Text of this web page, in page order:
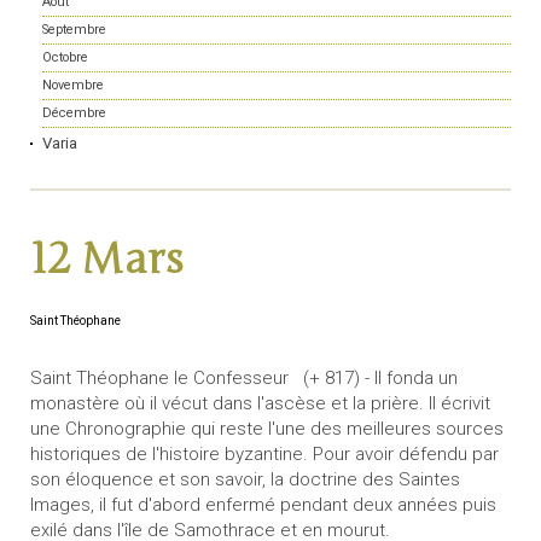
Septembre
Octobre
Novembre
Décembre
Varia
12 Mars
Saint Théophane
Saint Théophane le Confesseur (+ 817) - Il fonda un
monastère où il vécut dans l'ascèse et la prière. Il écrivit
une Chronographie qui reste l'une des meilleures sources
historiques de l'histoire byzantine. Pour avoir défendu par
son éloquence et son savoir, la doctrine des Saintes
Images, il fut d'abord enfermé pendant deux années puis
exilé dans l'île de Samothrace et en mourut.